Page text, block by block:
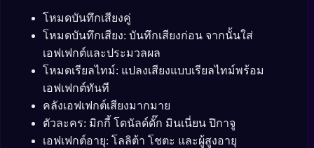
โหมดบันทึกเสียงคู่
โหมดบันทึกเสียง: บันทึกเสียงก่อน จากนั้นใส่
เอฟเฟกต์และประมวลผล
โหมดเรียลไทม์: แปลงเสียงแบบเรียลไทม์พร้อม
เอฟเฟกต์ทันที
คลังเอฟเฟกต์เสียงมากมาย
ตัวละคร: มิกกี้ โดนัลด์ดั๊ก มินเนี่ยน ปิกาจู
เอฟเฟกต์อายุ: โลลิต้า โชตะ และผู้สูงอายุ